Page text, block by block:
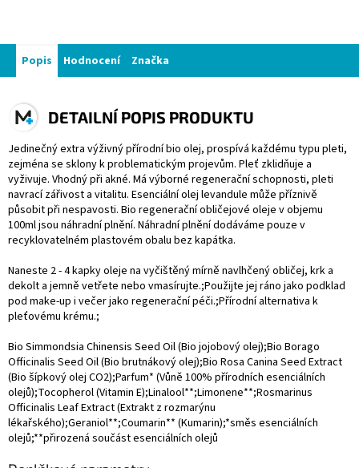
Popis Hodnocení Značka
DETAILNÍ POPIS PRODUKTU
Jedinečný extra výživný přírodní bio olej, prospívá každému typu pleti,
zejména se sklony k problematickým projevům. Pleť zklidňuje a
vyživuje. Vhodný při akné. Má výborné regenerační schopnosti, pleti
navrací zářivost a vitalitu. Esenciální olej levandule může příznivě
působit při nespavosti. Bio regenerační obličejové oleje v objemu
100ml jsou náhradní plnění. Náhradní plnění dodáváme pouze v
recyklovatelném plastovém obalu bez kapátka.
Naneste 2 - 4 kapky oleje na vyčištěný mírně navlhčený obličej, krk a
dekolt a jemně vetřete nebo vmasírujte.;Použijte jej ráno jako podklad
pod make-up i večer jako regenerační péči.;Přírodní alternativa k
pleťovému krému.;
Bio Simmondsia Chinensis Seed Oil (Bio jojobový olej);Bio Borago
Officinalis Seed Oil (Bio brutnákový olej);Bio Rosa Canina Seed Extract
(Bio šípkový olej CO2);Parfum* (Vůně 100% přírodních esenciálních
olejů);Tocopherol (Vitamin E);Linalool**;Limonene**;Rosmarinus
Officinalis Leaf Extract (Extrakt z rozmarýnu
lékařského);Geraniol**;Coumarin** (Kumarin);*směs esenciálních
olejů;**přirozená součást esenciálních olejů